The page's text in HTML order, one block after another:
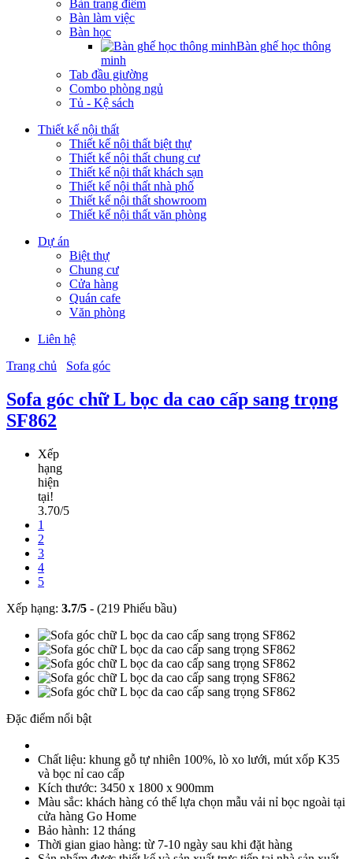
Bàn trang điểm
Bàn làm việc
Bàn học
Bàn ghế học thông
minh
Tab đầu giường
Combo phòng ngủ
Tủ - Kệ sách
Thiết kế nội thất
Thiết kế nội thất biệt thự
Thiết kế nội thất chung cư
Thiết kế nội thất khách sạn
Thiết kế nội thất nhà phố
Thiết kế nội thất showroom
Thiết kế nội thất văn phòng
Dự án
Biệt thự
Chung cư
Cửa hàng
Quán cafe
Văn phòng
Liên hệ
Trang chủ
Sofa góc
Sofa góc chữ L bọc da cao cấp sang trọng
SF862
Xếp
hạng
hiện
tại!
3.70/5
1
2
3
4
5
Xếp hạng: 3.7/5 - (219 Phiếu bầu)
Đặc điểm nổi bật
Chất liệu: khung gỗ tự nhiên 100%, lò xo lưới, mút xốp K35
và bọc nỉ cao cấp
Kích thước: 3450 x 1800 x 900mm
Màu sắc: khách hàng có thể lựa chọn mẫu vải nỉ bọc ngoài tại
cửa hàng Go Home
Bảo hành: 12 tháng
Thời gian giao hàng: từ 7-10 ngày sau khi đặt hàng